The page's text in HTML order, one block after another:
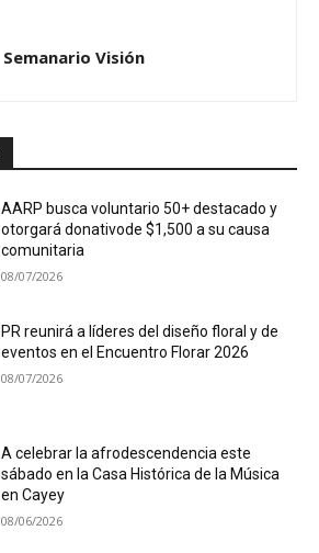
Semanario Visión
AARP busca voluntario 50+ destacado y
otorgará donativode $1,500 a su causa
comunitaria
08/07/2026
PR reunirá a líderes del diseño floral y de
eventos en el Encuentro Florar 2026
08/07/2026
A celebrar la afrodescendencia este
sábado en la Casa Histórica de la Música
en Cayey
08/06/2026